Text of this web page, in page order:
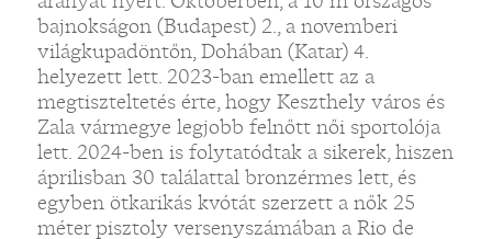
bajnokságon (Budapest) 2., a novemberi
világkupadöntőn, Dohában (Katar) 4.
helyezett lett. 2023-ban emellett az a
megtiszteltetés érte, hogy Keszthely város és
Zala vármegye legjobb felnőtt női sportolója
lett. 2024-ben is folytatódtak a sikerek, hiszen
áprilisban 30 találattal bronzérmes lett, és
egyben ötkarikás kvótát szerzett a nők 25
méter pisztoly versenyszámában a Rio de